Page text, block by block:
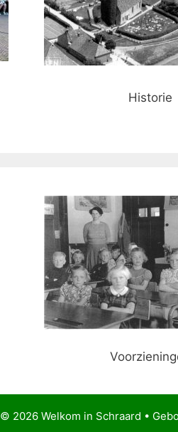
Historie
© 2026 Welkom in Schraard •